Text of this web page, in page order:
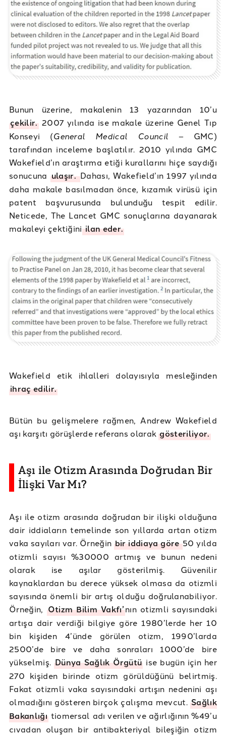
Bunun üzerine, makalenin 13 yazarından 10’u
çekilir.2007 yılında ise makale üzerine Genel Tıp
Konseyi (General Medical Council – GMC)
tarafından inceleme başlatılır. 2010 yılında GMC
Wakefield’ın araştırma etiği kurallarını hiçe saydığı
sonucuna ulaşır.Dahası, Wakefield’ın 1997 yılında
daha makale basılmadan önce, kızamık virüsü için
patent başvurusunda bulunduğu tespit edilir.
Neticede, The Lancet GMC sonuçlarına dayanarak
makaleyi çektiğiniilan eder.
Wakefield etik ihlalleri dolayısıyla mesleğinden
ihraç edilir.
Bütün bu gelişmelere rağmen, Andrew Wakefield
aşı karşıtı görüşlerde referans olarakgösteriliyor.
Aşı ile Otizm Arasında Doğrudan Bir
İlişki Var Mı?
Aşı ile otizm arasında doğrudan bir ilişki olduğuna
dair iddiaların temelinde son yıllarda artan otizm
vaka sayıları var. Örneğin bir iddiaya göre50 yılda
otizmli sayısı %30000 artmış ve bunun nedeni
olarak ise aşılar gösterilmiş. Güvenilir
kaynaklardan bu derece yüksek olmasa da otizmli
sayısında önemli bir artış olduğu doğrulanabiliyor.
Örneğin, Otizm Bilim Vakfı’nın otizmli sayısındaki
artışa dair verdiği bilgiye göre 1980’lerde her 10
bin kişiden 4’ünde görülen otizm, 1990’larda
2500’de bire ve daha sonraları 1000’de bire
yükselmiş.Dünya Sağlık Örgütü ise bugün için her
270 kişiden birinde otizm görüldüğünü belirtmiş.
Fakat otizmli vaka sayısındaki artışın nedenini aşı
olmadığını gösteren birçok çalışma mevcut.Sağlık
Bakanlığıtiomersal adı verilen ve ağırlığının %49’u
cıvadan oluşan bir antibakteriyal bileşiğin otizm